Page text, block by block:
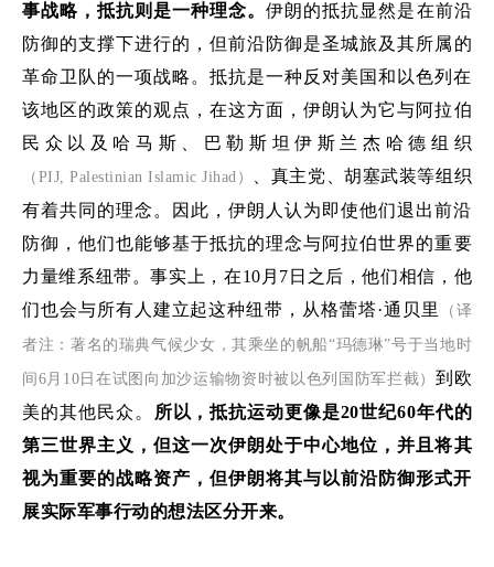
事战略 ，抵抗则是一种理念。伊朗的抵抗显然是在前沿
防御的支撑下进行的，但前沿防御是圣城旅及其所属的
革命卫队的一项战略。抵抗是一种反对美国和以色列在
该地区的政策的观点，在这方面，伊朗认为它与阿拉伯
民众以及哈马斯、巴勒斯坦伊斯兰杰哈德 组织
（ PIJ,Palestinian Islamic Jihad ）
、真主党、胡塞武装等组织
有着共同的理念。因此，伊朗人认为即使他们退出前沿
防御，他们也能够基于抵抗的理念与阿拉伯世界的重要
力量维系纽带。事实上，在10 月 7 日之后 ，他们相信，他
们也会与所有人建立起这种纽带，从格蕾塔·通贝里 （译
者注：著名的瑞典气候少女 ，其乘坐的帆船“玛德琳”号于当地时
间 6月 10 日在试图向加沙运输物资时被以色列国防军拦截） 到欧
美的其他民众。 所以，抵抗运动更像是20世纪60年代的
第三世界主义，但这一次伊朗处于中心地位，并且将其
视为重要的战略资产，但伊朗将其与以前沿防御形式开
展实际军事行动的想法区分开来。